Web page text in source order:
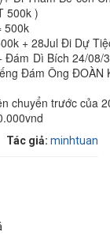
500k )
500k
+ 28Jul Đi Dự
Dì Bích 24/08/
Đám Ông
chuyển trước của
Tác giả: minhtuan